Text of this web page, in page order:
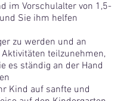
im Vorschulalter von 1,5-
Sie ihm helfen
zu werden und an
teilzunehmen,
es ständig an der Hand
Kind auf sanfte und